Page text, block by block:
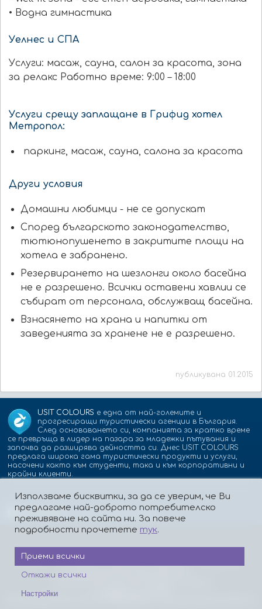
• Водна гимнастика
Уелнес и СПА
Услуги: масаж, сауна, салон за красота, зона
за релакс Работно време: 9:00 – 18:00
Услуги срещу заплащане в Грифид хотел
Метропол:
паркинг, масаж, сауна, салона за красота
Други условия
Домашни любимци - не се допускат
Според българското законодателство,
тютюнопушенето в закритите площи на
хотела е забранено.
Резервирането на шезлонги около басейна
не е разрешено. Всички оставени хавлии се
събират от персонала, обслужващ басейна.
Взнасянето на храна и напитки от
заведенията за хранене не е разрешено.
публикувана 01.2015
USIT COLOURS е една от най-големите и
прогресиращи туристически агенции в България.
След основаването си, компанията за кратко време
се превръща в лидер на пазара за младежки пътувания и
започва да разширява дейността си. Днес USIT COLOURS
предлага широка гама туристически продукти и услуги,
насочени както към студенти, така и към корпоративни и
крайни клиенти.
Партньори: isic.bg dskbank.bg
За нас Контакти
Политика за поверителност
© Copyright Usit Colours 2026
Използваме бисквитки, за да се уверим, че Ви
предлагаме най-доброто потребителско
преживяване на сайта ни. За повече
подробности прочетете тук.
Приеми всички
Откажи всички
Настройки